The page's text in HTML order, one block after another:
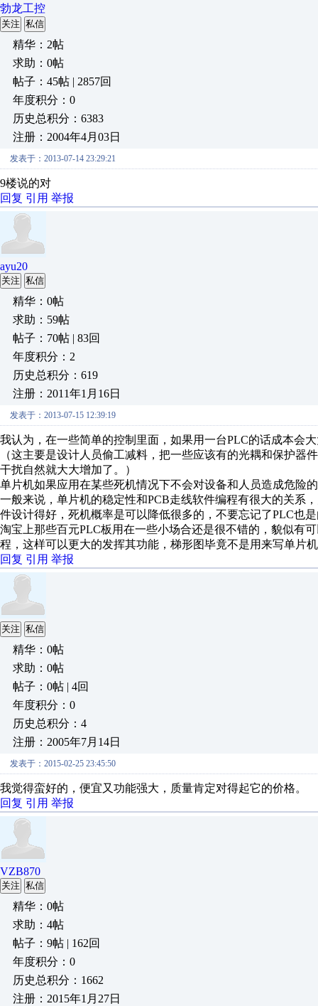
勃龙工控
关注 私信
精华：2帖
求助：0帖
帖子：45帖 | 2857回
年度积分：0
历史总积分：6383
注册：2004年4月03日
发表于：2013-07-14 23:29:21
9楼说的对
回复 引用 举报
ayu20
关注 私信
精华：0帖
求助：59帖
帖子：70帖 | 83回
年度积分：2
历史总积分：619
注册：2011年1月16日
发表于：2013-07-15 12:39:19
我认为，在一些简单的控制里面，如果用一台PLC的话成本会
（这主要是设计人员偷工减料，把一些应该有的光耦和保护
干扰自然就大大增加了。）
单片机如果应用在某些死机情况下不会对设备和人员造成危险
一般来说，单片机的稳定性和PCB走线软件编程有很大的关系
件设计得好，死机概率是可以降低很多的，不要忘记了PLC也
淘宝上那些百元PLC板用在一些小场合还是很不错的，貌似有
程，这样可以更大的发挥其功能，梯形图毕竟不是用来写单片
回复 引用 举报
关注 私信
精华：0帖
求助：0帖
帖子：0帖 | 4回
年度积分：0
历史总积分：4
注册：2005年7月14日
发表于：2015-02-25 23:45:50
我觉得蛮好的，便宜又功能强大，质量肯定对得起它的价格。
回复 引用 举报
VZB870
关注 私信
精华：0帖
求助：4帖
帖子：9帖 | 162回
年度积分：0
历史总积分：1662
注册：2015年1月27日